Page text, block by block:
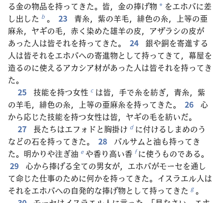
る金の物品を持ってきた。皆，金の捧げ物 * をエホバに差
し出した b 。 23
青糸，紫の羊毛，緋色の糸，上等の亜
麻糸，ヤギの毛，赤く染めた雄羊の皮，アザラシの皮が
あった人は皆それを持ってきた。
24
銀や銅を寄進する
人は皆それをエホバへの寄進物として持ってきて，幕屋を
造るのに使えるアカシア材があった人は皆それを持ってき
た。
25 技能を持つ女性 c は皆，手で糸を紡ぎ，青糸，紫
の羊毛，緋色の糸，上等の亜麻糸を持ってきた。
26
心
から応じた技能を持つ女性は皆，ヤギの毛を紡いだ。
27
長たちはエフォドと胸掛け d に付けるしまめのう
などの石を持ってきた。
28 バルサムと油も持ってき
た。明かりや注ぎ油 e や香り高い香 f に使うものである。
29
心から捧げる全ての男女が，エホバがモーセを通し
て命じた仕事のために何かを持ってきた。イスラエル人は
それをエホバへの自発的な捧げ物として持ってきた g 。